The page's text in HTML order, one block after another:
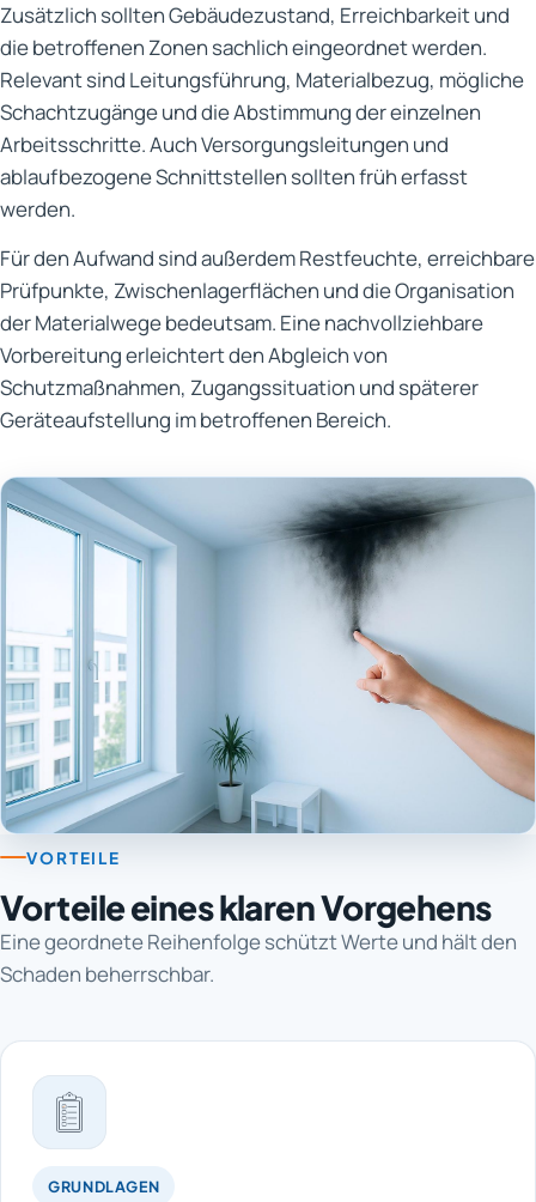
Zusätzlich sollten Gebäudezustand, Erreichbarkeit und
die betroffenen Zonen sachlich eingeordnet werden.
Relevant sind Leitungsführung, Materialbezug, mögliche
Schachtzugänge und die Abstimmung der einzelnen
Arbeitsschritte. Auch Versorgungsleitungen und
ablaufbezogene Schnittstellen sollten früh erfasst
werden.
Für den Aufwand sind außerdem Restfeuchte, erreichbare
Prüfpunkte, Zwischenlagerflächen und die Organisation
der Materialwege bedeutsam. Eine nachvollziehbare
Vorbereitung erleichtert den Abgleich von
Schutzmaßnahmen, Zugangssituation und späterer
Geräteaufstellung im betroffenen Bereich.
VORTEILE
Vorteile eines klaren Vorgehens
Eine geordnete Reihenfolge schützt Werte und hält den
Schaden beherrschbar.
GRUNDLAGEN